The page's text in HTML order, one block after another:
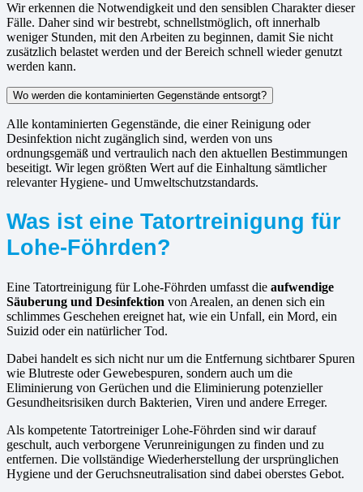
Wir erkennen die Notwendigkeit und den sensiblen Charakter dieser
Fälle. Daher sind wir bestrebt, schnellstmöglich, oft innerhalb
weniger Stunden, mit den Arbeiten zu beginnen, damit Sie nicht
zusätzlich belastet werden und der Bereich schnell wieder genutzt
werden kann.
Wo werden die kontaminierten Gegenstände entsorgt?
Alle kontaminierten Gegenstände, die einer Reinigung oder
Desinfektion nicht zugänglich sind, werden von uns
ordnungsgemäß und vertraulich nach den aktuellen Bestimmungen
beseitigt. Wir legen größten Wert auf die Einhaltung sämtlicher
relevanter Hygiene- und Umweltschutzstandards.
Was ist eine Tatortreinigung für
Lohe-Föhrden?
Eine Tatortreinigung für Lohe-Föhrden umfasst die aufwendige
Säuberung und Desinfektion von Arealen, an denen sich ein
schlimmes Geschehen ereignet hat, wie ein Unfall, ein Mord, ein
Suizid oder ein natürlicher Tod.
Dabei handelt es sich nicht nur um die Entfernung sichtbarer Spuren
wie Blutreste oder Gewebespuren, sondern auch um die
Eliminierung von Gerüchen und die Eliminierung potenzieller
Gesundheitsrisiken durch Bakterien, Viren und andere Erreger.
Als kompetente Tatortreiniger Lohe-Föhrden sind wir darauf
geschult, auch verborgene Verunreinigungen zu finden und zu
entfernen. Die vollständige Wiederherstellung der ursprünglichen
Hygiene und der Geruchsneutralisation sind dabei oberstes Gebot.